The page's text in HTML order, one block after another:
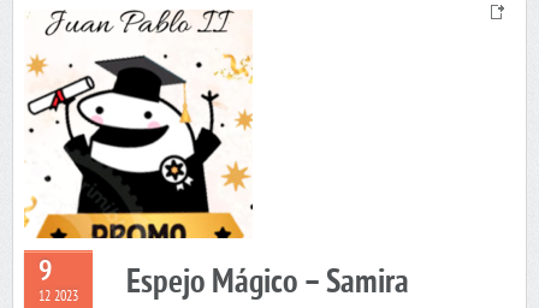
9
12 2023 Espejo Mágico – Samira